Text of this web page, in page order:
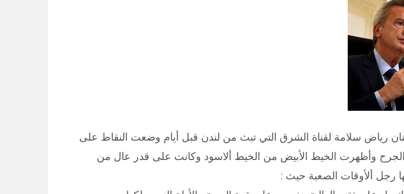
رياض سلامة لقناة الشرق التي تبث من لندن قبل أيام وضعت النقاط على
وأظهرت الخيط الأبيض من الخيط ألاسود وكانت على قدر عال من
رجل ألأوقات الصعبة حيث :